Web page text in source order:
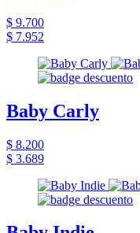
$ 9.700
$ 7.952
Baby Carly
$ 8.200
$ 3.689